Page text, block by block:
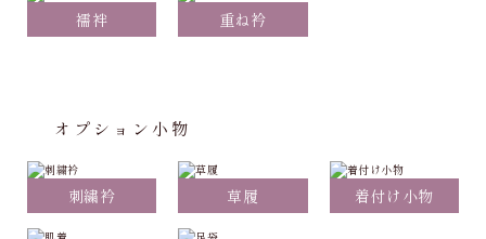
襦袢 重ね衿
オプション小物
刺繍衿 草履 着付け小物